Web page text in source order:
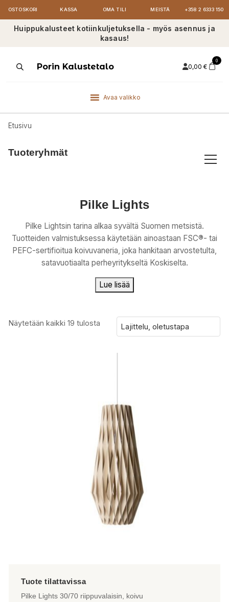
OSTOSKORI KASSA OMA TILI MEISTÄ +358 2 6333 150
Huippukalusteet kotiinkuljetuksella - myös asennus ja
kasaus!
ProductsPorin Kalustetalo 0,00 €
0
Avaa valikko
Etusivu
Tuoteryhmät
Pilke Lights
Pilke Lightsin tarina alkaa syvältä Suomen metsistä.
Tuotteiden valmistuksessa käytetään ainoastaan FSC®- tai
PEFC-sertifioitua koivuvaneria, joka hankitaan arvostetulta,
satavuotiaalta perheyritykseltä Koskiselta.
Lue lisää
Näytetään kaikki 19 tulosta
Pilke Lights 30/70 riippuvalaisin, koivu